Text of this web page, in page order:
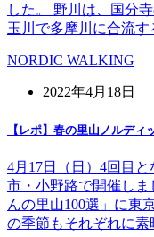
した。 野川は、国分
玉川で多摩川に合流
NORDIC WALKING
2022年4月18日
【レポ】春の里山ノルデ
4月17日（日）4回目
市・小野路で開催し
んの里山100選」に東
の季節もそれぞれに